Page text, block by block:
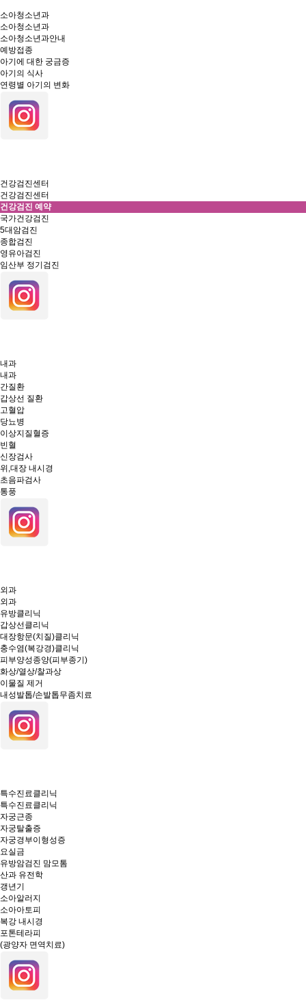
소아청소년과
소아청소년과
소아청소년과안내
예방접종
아기에 대한 궁금증
아기의 식사
연령별 아기의 변화
건강검진센터
건강검진센터
건강검진 예약
국가건강검진
5대암검진
종합검진
영유아검진
임산부 정기검진
내과
내과
간질환
갑상선 질환
고혈압
당뇨병
이상지질혈증
빈혈
신장검사
위,대장 내시경
초음파검사
통풍
외과
외과
유방클리닉
갑상선클리닉
대장항문(치질)클리닉
충수염(복강경)클리닉
피부양성종양(피부종기)
화상/열상/찰과상
이물질 제거
내성발톱/손발톱무좀치료
특수진료클리닉
특수진료클리닉
자궁근종
자궁탈출증
자궁경부이형성증
요실금
유방암검진 맘모톰
산과 유전학
갱년기
소아알러지
소아아토피
복강 내시경
포톤테라피
(광양자 면역치료)